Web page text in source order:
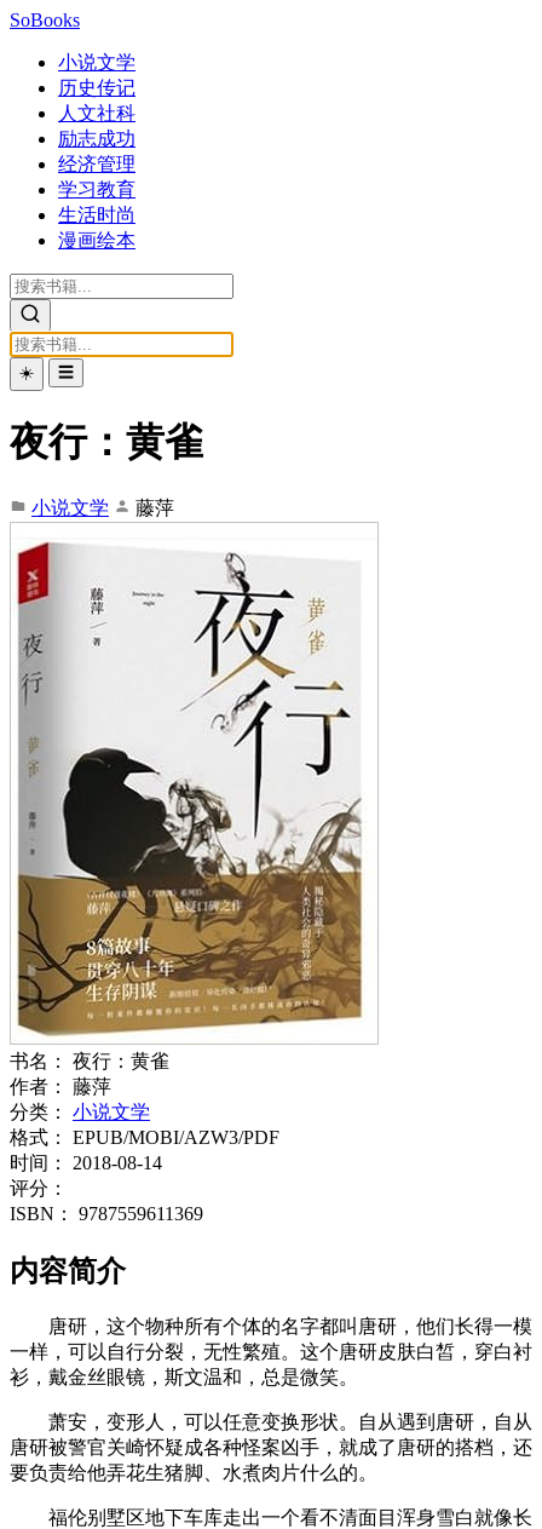
SoBooks
小说文学
历史传记
人文社科
励志成功
经济管理
学习教育
生活时尚
漫画绘本
☀️ ☰
夜行：黄雀
小说文学 藤萍
书名：
夜行：黄雀
作者：
藤萍
分类：
小说文学
格式：
EPUB/MOBI/AZW3/PDF
时间：
2018-08-14
评分：
ISBN：
9787559611369
内容简介
唐研，这个物种所有个体的名字都叫唐研，他们长得一模
一样，可以自行分裂，无性繁殖。这个唐研皮肤白皙，穿白衬
衫，戴金丝眼镜，斯文温和，总是微笑。
萧安，变形人，可以任意变换形状。自从遇到唐研，自从
唐研被警官关崎怀疑成各种怪案凶手，就成了唐研的搭档，还
要负责给他弄花生猪脚、水煮肉片什么的。
福伦别墅区地下车库走出一个看不清面目浑身雪白就像长